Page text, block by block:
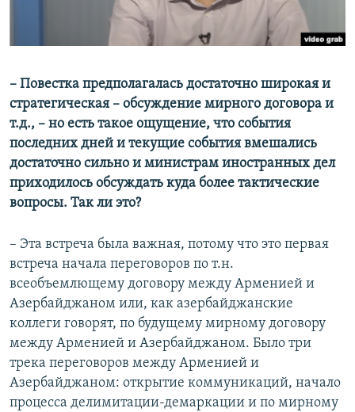
– Повестка предполагалась достаточно широкая и
стратегическая – обсуждение мирного договора и
т.д., – но есть такое ощущение, что события
последних дней и текущие события вмешались
достаточно сильно и министрам иностранных дел
приходилось обсуждать куда более тактические
вопросы. Так ли это?
– Эта встреча была важная, потому что это первая
встреча начала переговоров по т.н.
всеобъемлющему договору между Арменией и
Азербайджаном или, как азербайджанские
коллеги говорят, по будущему мирному договору
между Арменией и Азербайджаном. Было три
трека переговоров между Арменией и
Азербайджаном: открытие коммуникаций, начало
процесса делимитации-демаркации и по мирному